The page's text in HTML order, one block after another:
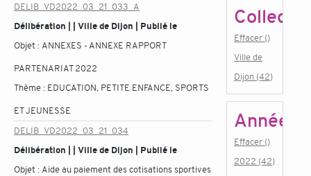
DELIB_VD2022_03_21_033_A
Délibération | | Ville de Dijon | Publié le
Objet : ANNEXES - ANNEXE RAPPORT
PARTENARIAT 2022
Thème : EDUCATION, PETITE ENFANCE, SPORTS
ET JEUNESSE
DELIB_VD2022_03_21_034
Délibération | | Ville de Dijon | Publié le
Objet : Aide au paiement des cotisations sportives
Effacer ()
Ville de
Dijon (42)
Année
Effacer ()
2022 (42)